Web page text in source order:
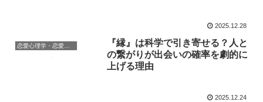
2025.12.28
恋愛心理学・恋愛の科学
『縁』は科学で引き寄せる？人と
の繋がりが出会いの確率を劇的に
上げる理由
2025.12.24